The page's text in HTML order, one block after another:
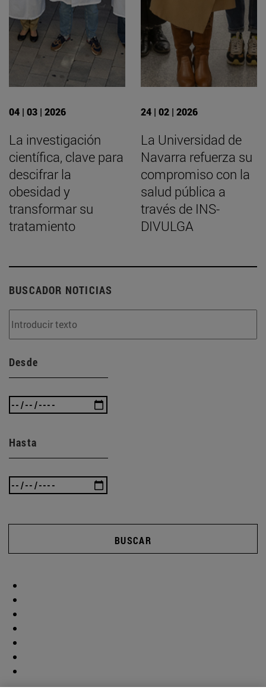
04 | 03 | 2026
La investigación
científica, clave para
descifrar la
obesidad y
transformar su
tratamiento
24 | 02 | 2026
La Universidad de
Navarra refuerza su
compromiso con la
salud pública a
través de INS-
DIVULGA
BUSCADOR NOTICIAS
Desde
Hasta
BUSCAR